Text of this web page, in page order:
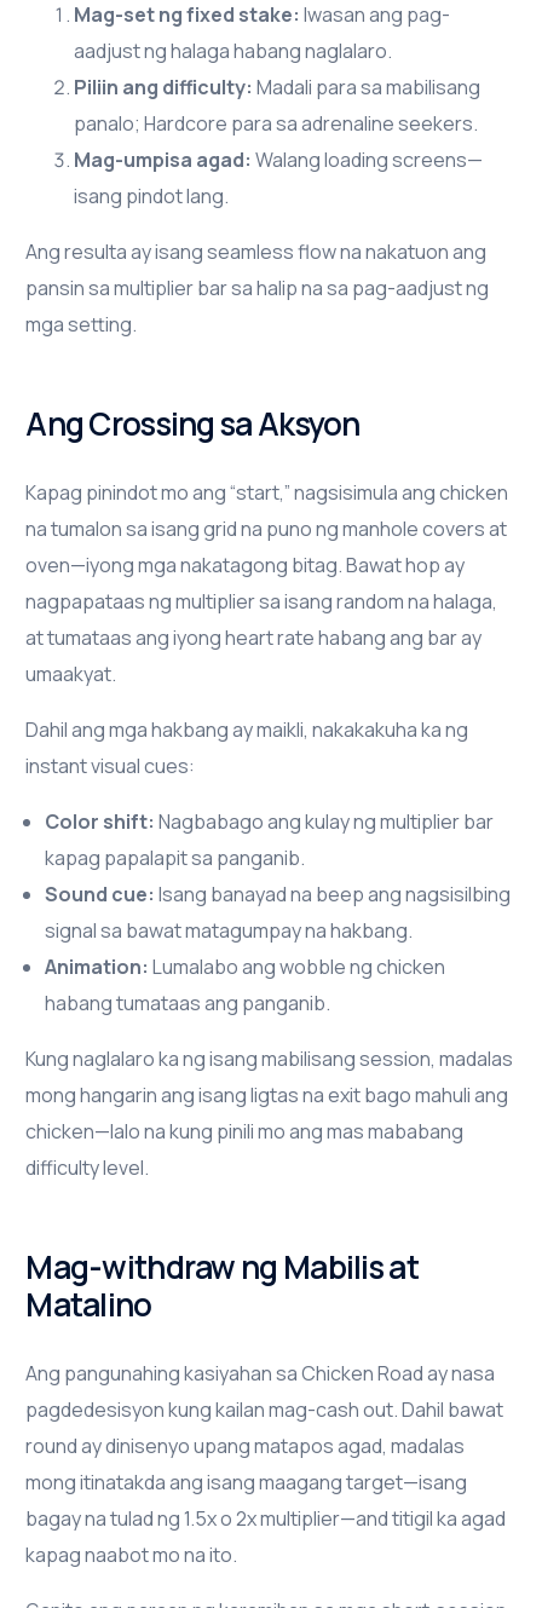
Mag-set ng fixed stake: Iwasan ang pag-
aadjust ng halaga habang naglalaro.
Piliin ang difficulty: Madali para sa mabilisang
panalo; Hardcore para sa adrenaline seekers.
Mag-umpisa agad: Walang loading screens—
isang pindot lang.
Ang resulta ay isang seamless flow na nakatuon ang
pansin sa multiplier bar sa halip na sa pag-aadjust ng
mga setting.
Ang Crossing sa Aksyon
Kapag pinindot mo ang “start,” nagsisimula ang chicken
na tumalon sa isang grid na puno ng manhole covers at
oven—iyong mga nakatagong bitag. Bawat hop ay
nagpapataas ng multiplier sa isang random na halaga,
at tumataas ang iyong heart rate habang ang bar ay
umaakyat.
Dahil ang mga hakbang ay maikli, nakakakuha ka ng
instant visual cues:
Color shift: Nagbabago ang kulay ng multiplier bar
kapag papalapit sa panganib.
Sound cue: Isang banayad na beep ang nagsisilbing
signal sa bawat matagumpay na hakbang.
Animation: Lumalabo ang wobble ng chicken
habang tumataas ang panganib.
Kung naglalaro ka ng isang mabilisang session, madalas
mong hangarin ang isang ligtas na exit bago mahuli ang
chicken—lalo na kung pinili mo ang mas mababang
difficulty level.
Mag-withdraw ng Mabilis at
Matalino
Ang pangunahing kasiyahan sa Chicken Road ay nasa
pagdedesisyon kung kailan mag-cash out. Dahil bawat
round ay dinisenyo upang matapos agad, madalas
mong itinatakda ang isang maagang target—isang
bagay na tulad ng 1.5x o 2x multiplier—and titigil ka agad
kapag naabot mo na ito.